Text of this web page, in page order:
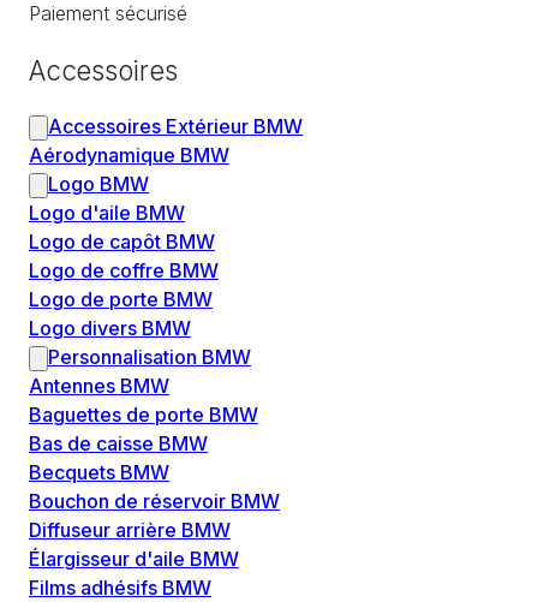
Paiement sécurisé
Accessoires
Accessoires Extérieur BMW
Aérodynamique BMW
Logo BMW
Logo d'aile BMW
Logo de capôt BMW
Logo de coffre BMW
Logo de porte BMW
Logo divers BMW
Personnalisation BMW
Antennes BMW
Baguettes de porte BMW
Bas de caisse BMW
Becquets BMW
Bouchon de réservoir BMW
Diffuseur arrière BMW
Élargisseur d'aile BMW
Films adhésifs BMW